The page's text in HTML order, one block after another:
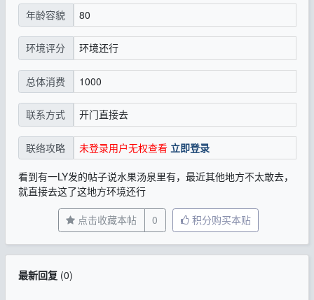
年龄容貌 80
环境评分 环境还行
总体消费 1000
联系方式 开门直接去
联络攻略 未登录用户无权查看 立即登录
看到有一LY发的帖子说水果汤泉里有，最近其他地方不太敢去，
就直接去这了这地方环境还行
点击收藏本帖 0 积分购买本贴
最新回复(0)